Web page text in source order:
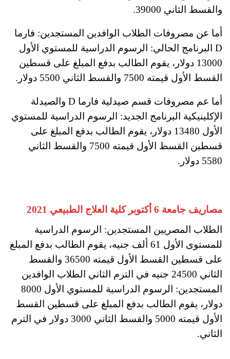
والقسط الثاني 39000.
أما عن مصروفات الطلاب الوافدين المستجدين: فارما
D البرنامج الحالي: الرسوم الدراسية للمستوي الأول
13000 دولار، يقوم الطالب بدفع المبلغ على قسطين
القسط الأول قيمته 7500 والقسط الثاني 5500 دولار.
أما عم مصروفات قسم صيدلية فارما D والصيدلة
الإكلينيكية البرنامج الجديد: الرسوم الدراسية للمستوي
الأول 13480 دولار، يقوم الطالب بدفع المبلغ على
قسطين القسط الأول قيمته 7500 والقسط الثاني
5580 دولار.
مصاريف جامعة 6 أكتوبر كلية العلاج الطبيعي 2021
الطلاب المصريين المستجدين: الرسوم الدراسية
للمستوى الأول 61 ألف جنيه، يقوم الطالب بدفع المبلغ
على قسطين القسط الأول قيمته 36500 والقسط
الثاني 24500 جنيه في الترم الثاني الطلاب الوافدين
المستجدين: الرسوم الدراسية للمستوي الأول 8000
دولار، يقوم الطالب بدفع المبلغ على قسطين القسط
الأول قيمته 5000 والقسط الثاني 3000 دولار في الترم
الثاني.